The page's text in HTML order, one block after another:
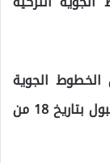
الخطوط الجوية
التركية أكدت إلغاء رحلاتها من وإلى اسطنبول بتاريخ 18 من